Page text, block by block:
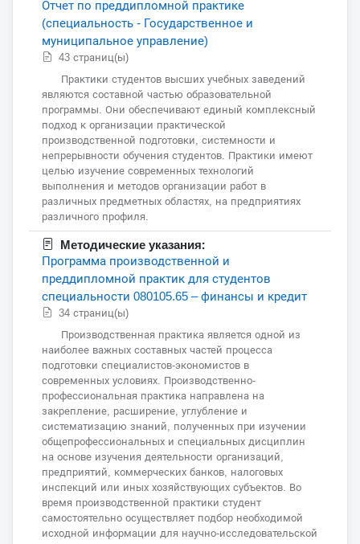
Отчет по преддипломной практике
(специальность - Государственное и
муниципальное управление)
43 страниц(ы)
Практики студентов высших учебных заведений
являются составной частью образовательной
программы. Они обеспечивают единый комплексный
подход к организации практической
производственной подготовки, системности и
непрерывности обучения студентов. Практики имеют
целью изучение современных технологий
выполнения и методов организации работ в
различных предметных областях, на предприятиях
различного профиля.
Методические указания:
Программа производственной и
преддипломной практик для студентов
специальности 080105.65 – финансы и кредит
34 страниц(ы)
Производственная практика является одной из
наиболее важных составных частей процесса
подготовки специалистов-экономистов в
современных условиях. Производственно-
профессиональная практика направлена на
закрепление, расширение, углубление и
систематизацию знаний, полученных при изучении
общепрофессиональных и специальных дисциплин
на основе изучения деятельности организаций,
предприятий, коммерческих банков, налоговых
инспекций или иных хозяйствующих субъектов. Во
время производственной практики студент
самостоятельно осуществляет подбор необходимой
исходной информации для научно-исследовательской